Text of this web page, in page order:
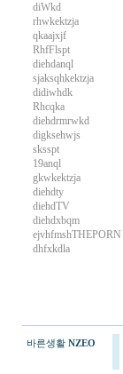
diWkd
rhwkektzja
qkaajxjf
RhfFlspt
diehdanql
sjaksqhkektzja
didiwhdk
Rhcqka
diehdrmrwkd
digksehwjs
sksspt
19anql
gkwkektzja
diehdty
diehdTV
diehdxbqm
ejvhfmshTHEPORN
dhfxkdla
바른생활 NZEO